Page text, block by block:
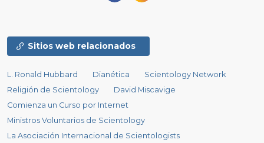
Sitios web relacionados
L. Ronald Hubbard Dianética
Scientology Network
Religión de Scientology
David Miscavige
Comienza un Curso por Internet
Ministros Voluntarios de Scientology
La Asociación Internacional de Scientologists